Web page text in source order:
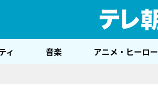
ィ 音楽 アニメ・ヒーロー